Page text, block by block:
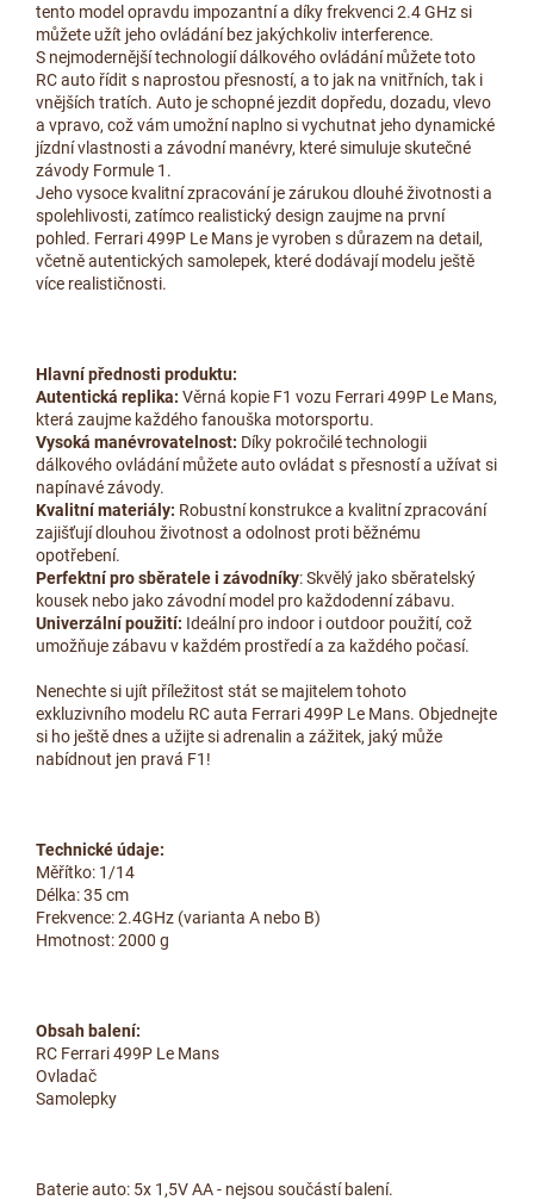
tento model opravdu impozantní a díky frekvenci 2.4 GHz si
můžete užít jeho ovládání bez jakýchkoliv interference.
S nejmodernější technologií dálkového ovládání můžete toto
RC auto řídit s naprostou přesností, a to jak na vnitřních, tak i
vnějších tratích. Auto je schopné jezdit dopředu, dozadu, vlevo
a vpravo, což vám umožní naplno si vychutnat jeho dynamické
jízdní vlastnosti a závodní manévry, které simuluje skutečné
závody Formule 1.
Jeho vysoce kvalitní zpracování je zárukou dlouhé životnosti a
spolehlivosti, zatímco realistický design zaujme na první
pohled. Ferrari 499P Le Mans je vyroben s důrazem na detail,
včetně autentických samolepek, které dodávají modelu ještě
více realističnosti.
Hlavní přednosti produktu:
Autentická replika: Věrná kopie F1 vozu Ferrari 499P Le Mans,
která zaujme každého fanouška motorsportu.
Vysoká manévrovatelnost: Díky pokročilé technologii
dálkového ovládání můžete auto ovládat s přesností a užívat si
napínavé závody.
Kvalitní materiály: Robustní konstrukce a kvalitní zpracování
zajišťují dlouhou životnost a odolnost proti běžnému
opotřebení.
Perfektní pro sběratele i závodníky: Skvělý jako sběratelský
kousek nebo jako závodní model pro každodenní zábavu.
Univerzální použití: Ideální pro indoor i outdoor použití, což
umožňuje zábavu v každém prostředí a za každého počasí.
Nenechte si ujít příležitost stát se majitelem tohoto
exkluzivního modelu RC auta Ferrari 499P Le Mans. Objednejte
si ho ještě dnes a užijte si adrenalin a zážitek, jaký může
nabídnout jen pravá F1!
Technické údaje:
Měřítko: 1/14
Délka: 35 cm
Frekvence: 2.4GHz (varianta A nebo B)
Hmotnost: 2000 g
Obsah balení:
RC Ferrari 499P Le Mans
Ovladač
Samolepky
Baterie auto: 5x 1,5V AA - nejsou součástí balení.